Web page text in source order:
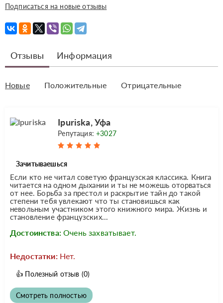
Подписаться на новые отзывы
Отзывы Информация
Новые Положительные Отрицательные
Ipuriska, Уфа
Репутация:+3027
Зачитываешься
Если кто не читал советую французская классика. Книга
читается на одном дыхании и ты не можешь оторваться
от нее. Борьба за престол и раскрытие тайн до такой
степени тебя увлекают что ты становишься как
невольным участником этого книжного мира. Жизнь и
становление французских...
Достоинства: Очень захватывает.
Недостатки: Нет.
👍 Полезный отзыв (0)
Смотреть полностью